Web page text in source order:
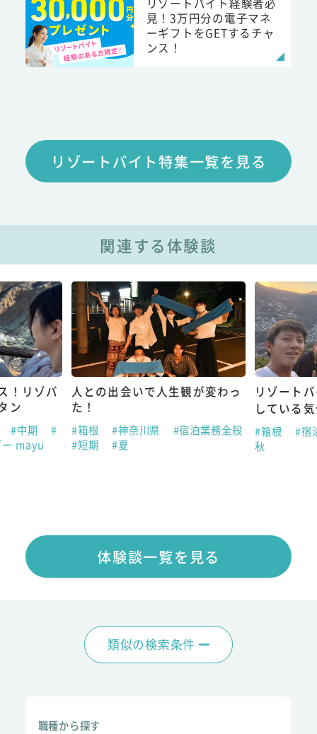
見！3万円分の電子マネ
ーギフトをGETするチャ
ンス！
リゾートバイト特集一覧を見る
関連する体験談
！リゾバ
ン
#中期
#
ー mayu
人との出会いで人生観が変わっ
た！
#箱根 #神奈川県
#宿泊業務全般
#短期
#夏
リゾート
している
#箱根
#宿
秋
体験談一覧を見る
類似の検索条件
職種から探す